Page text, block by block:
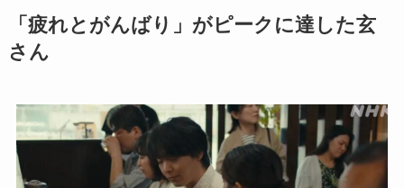
「疲れとがんばり」がピークに達した玄
さん